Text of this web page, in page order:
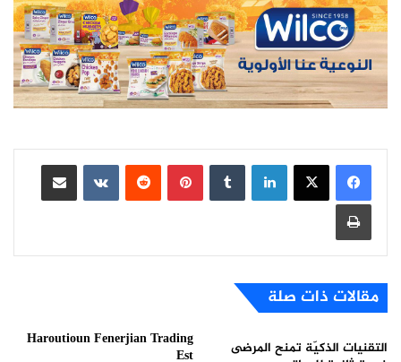
لينكدإن بينتيريست
مشاركة عبر البريد
طباعة
مقالات ذات صلة
التقنيات الذكيّة تمنح المرضى
Haroutioun Fenerjian Trading
Est